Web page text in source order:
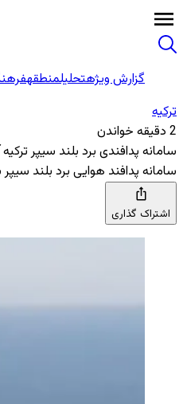
گزارش ویژهتحلیلمنطقه
ترکیه
2 دقیقه خواندن
سامانه پدافندی برد بلند سیپر
سامانه پدافند هوایی برد بلند
اشتراک گذاری